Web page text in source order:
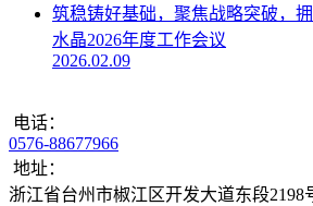
筑稳铸好基础，聚焦战略突破，
水晶2026年度工作会议
2026.02.09
电话：
0576-88677966
地址：
浙江省台州市椒江区开发大道东段2198